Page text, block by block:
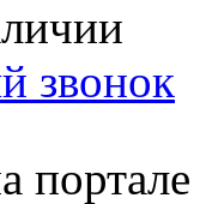
звонок
портале